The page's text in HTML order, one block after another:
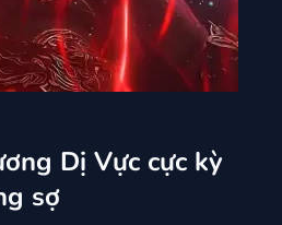
Dị Vực cực kỳ
sợ